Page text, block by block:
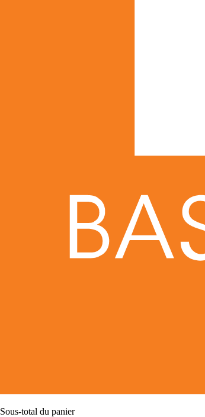
Sous-total du panier